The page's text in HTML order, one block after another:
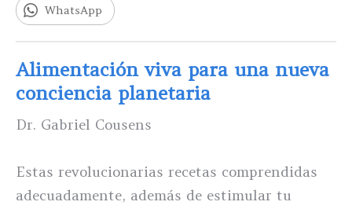
WhatsApp
Alimentación viva para una nueva
conciencia planetaria
Dr. Gabriel Cousens
Estas revolucionarias recetas comprendidas
adecuadamente, además de estimular tu